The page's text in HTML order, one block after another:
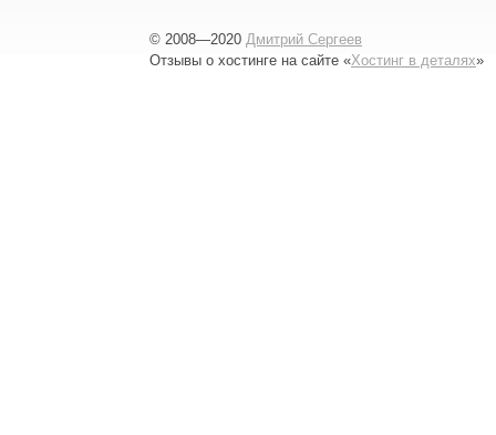
© 2008—2020 Дмитрий Сергеев
Отзывы о хостинге на сайте «Хостинг в деталях»